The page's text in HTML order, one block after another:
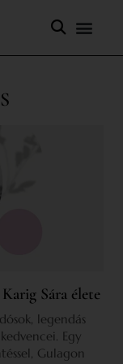
Sára élete
legendás
Egy
Gulagon